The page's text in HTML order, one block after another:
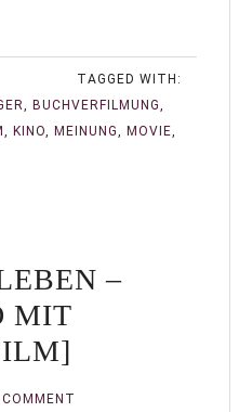
TAGGED WITH:
, BUCHVERFILMUNG,
, KINO, MEINUNG, MOVIE,
–
MIT